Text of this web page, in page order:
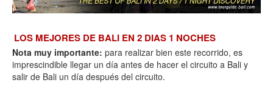
LOS MEJORES DE BALI EN 2 DIAS 1 NOCHES
Nota muy importante: para realizar bien este recorrido, es
imprescindible llegar un día antes de hacer el circuito a Bali y
salir de Bali un día después del circuito.